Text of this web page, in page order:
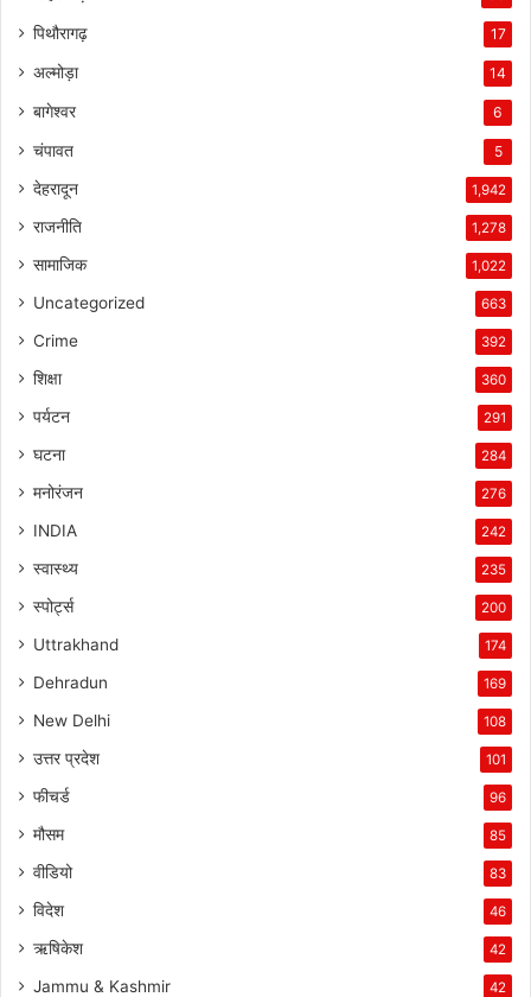
पिथौरागढ़ 17
अल्मोड़ा 14
बागेश्वर 6
चंपावत 5
देहरादून 1,942
राजनीति 1,278
सामाजिक 1,022
Uncategorized 663
Crime 392
शिक्षा 360
पर्यटन 291
घटना 284
मनोरंजन 276
INDIA 242
स्वास्थ्य 235
स्पोर्ट्स 200
Uttrakhand 174
Dehradun 169
New Delhi 108
उत्तर प्रदेश 101
फीचर्ड 96
मौसम 85
वीडियो 83
विदेश 46
ऋषिकेश 42
Jammu & Kashmir 42